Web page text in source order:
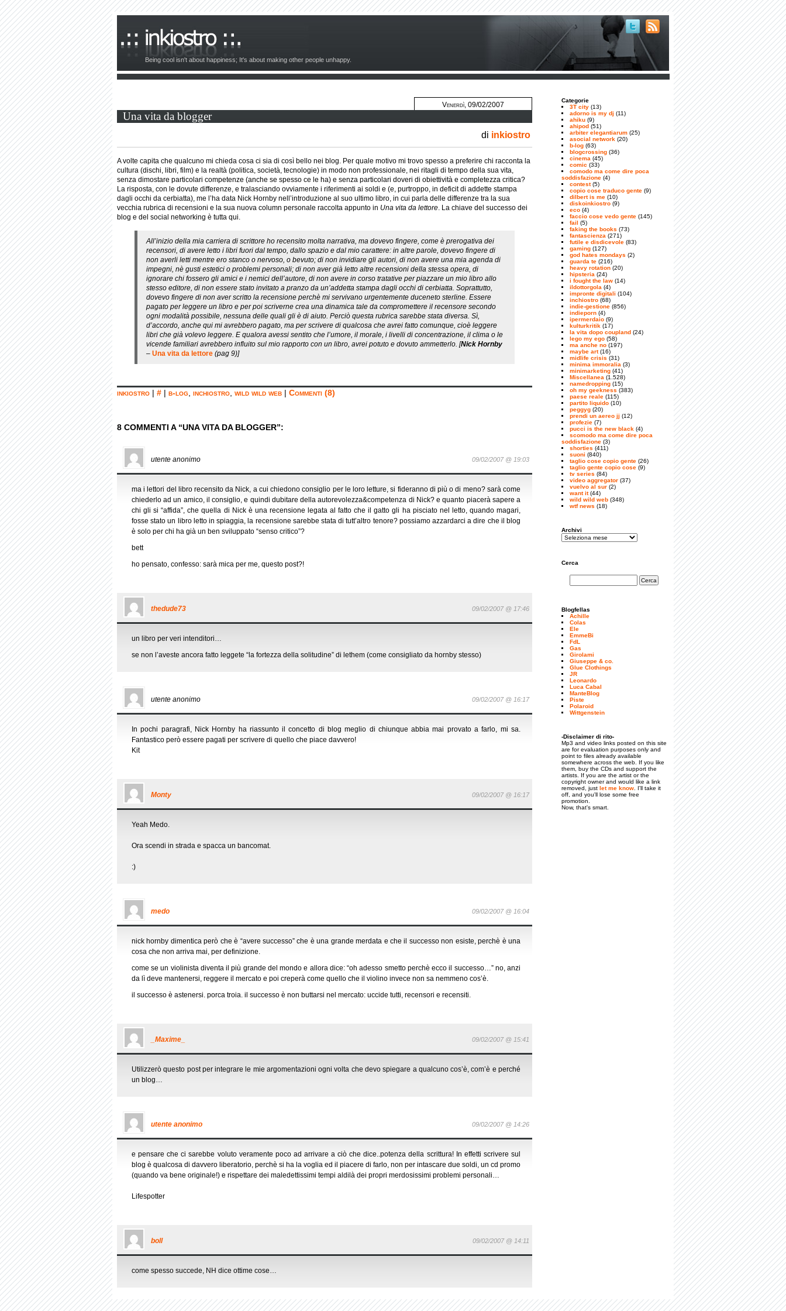
Being cool isn't about happiness; It's about making other people unhappy.
Venerdì, 09/02/2007
Una vita da blogger
di inkiostro
A volte capita che qualcuno mi chieda cosa ci sia di così bello nei blog. Per quale motivo mi trovo spesso a preferire chi racconta la
cultura (dischi, libri, film) e la realtà (politica, società, tecnologie) in modo non professionale, nei ritagli di tempo della sua vita,
senza dimostare particolari competenze (anche se spesso ce le ha) e senza particolari doveri di obiettività e completezza critica?
La risposta, con le dovute differenze, e tralasciando ovviamente i riferimenti ai soldi e (e, purtroppo, in deficit di addette stampa
dagli occhi da cerbiatta), me l’ha data Nick Hornby nell’introduzione al suo ultimo libro, in cui parla delle differenze tra la sua
vecchia rubrica di recensioni e la sua nuova column personale raccolta appunto in Una vita da lettore. La chiave del successo dei
blog e del social networking è tutta qui.
All’inizio della mia carriera di scrittore ho recensito molta narrativa, ma dovevo fingere, come è prerogativa dei
recensori, di avere letto i libri fuori dal tempo, dallo spazio e dal mio carattere: in altre parole, dovevo fingere di
non averli letti mentre ero stanco o nervoso, o bevuto; di non invidiare gli autori, di non avere una mia agenda di
impegni, nè gusti estetici o problemi personali; di non aver già letto altre recensioni della stessa opera, di
ignorare chi fossero gli amici e i nemici dell’autore, di non avere in corso tratative per piazzare un mio libro allo
stesso editore, di non essere stato invitato a pranzo da un’addetta stampa dagli occhi di cerbiatta. Soprattutto,
dovevo fingere di non aver scritto la recensione perchè mi servivano urgentemente duceneto sterline. Essere
pagato per leggere un libro e per poi scriverne crea una dinamica tale da compromettere il recensore secondo
ogni modalità possibile, nessuna delle quali gli è di aiuto. Perciò questa rubrica sarebbe stata diversa. Sì,
d’accordo, anche qui mi avrebbero pagato, ma per scrivere di qualcosa che avrei fatto comunque, cioè leggere
libri che già volevo leggere. E qualora avessi sentito che l’umore, il morale, i livelli di concentrazione, il clima o le
vicende familiari avrebbero influito sul mio rapporto con un libro, avrei potuto e dovuto ammetterlo. [Nick Hornby
– Una vita da lettore (pag 9)]
inkiostro | # | b-log inchiostro wild wild web | Commenti (8)
8 COMMENTI A “UNA VITA DA BLOGGER”:
utente anonimo 09/02/2007 @ 19:03
ma i lettori del libro recensito da Nick, a cui chiedono consiglio per le loro letture, si fideranno di più o di meno? sarà come
chiederlo ad un amico, il consiglio, e quindi dubitare della autorevolezza&competenza di Nick? e quanto piacerà sapere a
chi gli si “affida”, che quella di Nick è una recensione legata al fatto che il gatto gli ha pisciato nel letto, quando magari,
fosse stato un libro letto in spiaggia, la recensione sarebbe stata di tutt’altro tenore? possiamo azzardarci a dire che il blog
è solo per chi ha già un ben sviluppato “senso critico”?
bett
ho pensato, confesso: sarà mica per me, questo post?!
thedude73 09/02/2007 @ 17:46
un libro per veri intenditori…
se non l’aveste ancora fatto leggete “la fortezza della solitudine” di lethem (come consigliato da hornby stesso)
utente anonimo 09/02/2007 @ 16:17
In pochi paragrafi, Nick Hornby ha riassunto il concetto di blog meglio di chiunque abbia mai provato a farlo, mi sa.
Fantastico però essere pagati per scrivere di quello che piace davvero!
Kit
Monty 09/02/2007 @ 16:17
Yeah Medo.
Ora scendi in strada e spacca un bancomat.
:)
medo 09/02/2007 @ 16:04
nick hornby dimentica però che è “avere successo” che è una grande merdata e che il successo non esiste, perchè è una
cosa che non arriva mai, per definizione.
come se un violinista diventa il più grande del mondo e allora dice: “oh adesso smetto perchè ecco il successo…” no, anzi
da lì deve mantenersi, reggere il mercato e poi creperà come quello che il violino invece non sa nemmeno cos’è.
il successo è astenersi. porca troia. il successo è non buttarsi nel mercato: uccide tutti, recensori e recensiti.
_Maxime_ 09/02/2007 @ 15:41
Utilizzerò questo post per integrare le mie argomentazioni ogni volta che devo spiegare a qualcuno cos’è, com’è e perché
un blog…
utente anonimo 09/02/2007 @ 14:26
e pensare che ci sarebbe voluto veramente poco ad arrivare a ciò che dice..potenza della scrittura! In effetti scrivere sul
blog è qualcosa di davvero liberatorio, perchè si ha la voglia ed il piacere di farlo, non per intascare due soldi, un cd promo
(quando va bene originale!) e rispettare dei maledettissimi tempi aldilà dei propri merdosissimi problemi personali…
Lifespotter
boll 09/02/2007 @ 14:11
come spesso succede, NH dice ottime cose…
Categorie
3T city (13)
adorno is my dj (11)
ahiku (9)
ahipod (51)
arbiter elegantiarum (25)
asocial network (20)
b-log (63)
blogcrossing (36)
cinema (45)
comic (33)
comodo ma come dire poca
soddisfazione (4)
contest(5)
copio cose traduco gente (9)
dilbert is me (10)
diskoinkiostro (9)
eco (4)
faccio cose vedo gente (145)
fail (5)
faking the books (73)
fantascienza (271)
futile e disdicevole (83)
gaming (127)
god hates mondays (2)
guarda te (216)
heavy rotation (20)
hipsteria (24)
i fought the law (14)
ildottorgola (4)
impronte digitali (104)
inchiostro (68)
indie-gestione (856)
indieporn (4)
ipermerdaio (9)
kulturkritik (17)
la vita dopo coupland (24)
lego my ego (58)
ma anche no (197)
maybe art(16)
midlife crisis (31)
minima immoralia (3)
minimarketing (41)
Miscellanea (1.528)
namedropping (15)
oh my geekness (383)
paese reale (115)
partito liquido (10)
peggyg (20)
prendi un aereo jj (12)
profezie (7)
pucci is the new black (4)
scomodo ma come dire poca
soddisfazione (3)
shorties (411)
suoni (840)
taglio cose copio gente (26)
taglio gente copio cose (9)
tv series (84)
video aggregator (37)
vuelvo al sur (2)
want it(44)
wild wild web (348)
wtf news (18)
Archivi
Cerca
Blogfellas
Achille
Colas
Ele
EmmeBi
FdL
Gas
Girolami
Giuseppe & co.
Glue Clothings
JR
Leonardo
Luca Cabal
ManteBlog
Piste
Polaroid
Wittgenstein
-Disclaimer di rito-
Mp3 and video links posted on this site
are for evaluation purposes only and
point to files already available
somewhere across the web. If you like
them, buy the CDs and support the
artists. If you are the artist or the
copyright owner and would like a link
removed, just let me know . I'll take it
off, and you'll lose some free
promotion.
Now, that's smart.